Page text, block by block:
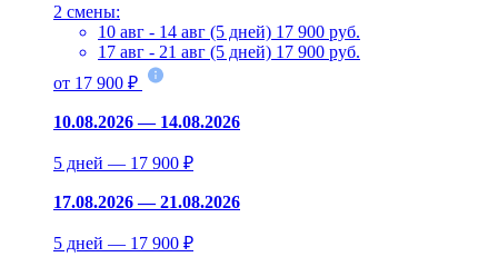
2 смены:
10 авг - 14 авг (5 дней) 17 900 руб.
17 авг - 21 авг (5 дней) 17 900 руб.
от 17 900 ₽
10.08.2026 — 14.08.2026
5 дней — 17 900 ₽
17.08.2026 — 21.08.2026
5 дней — 17 900 ₽